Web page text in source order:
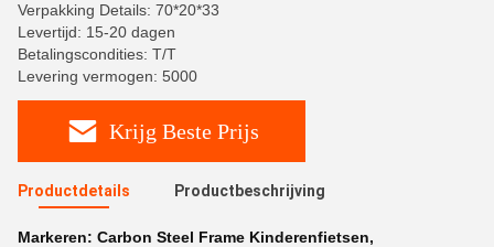
Verpakking Details: 70*20*33
Levertijd: 15-20 dagen
Betalingscondities: T/T
Levering vermogen: 5000
Krijg Beste Prijs
Productdetails Productbeschrijving
Markeren: Carbon Steel Frame Kinderenfietsen,